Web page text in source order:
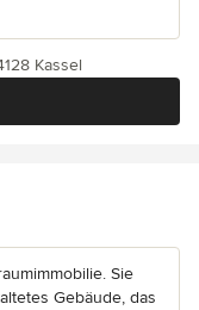
Kassel
Sie
Gebäude, das